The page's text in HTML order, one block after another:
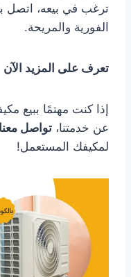
ترغب في بيعه، اتصل
الفورية والمريحة.
تعرف على المزيد الآن
إذا كنت مهتمًا ببيع
عن خدمتنا، تواصل
لمكيفك المستعمل!